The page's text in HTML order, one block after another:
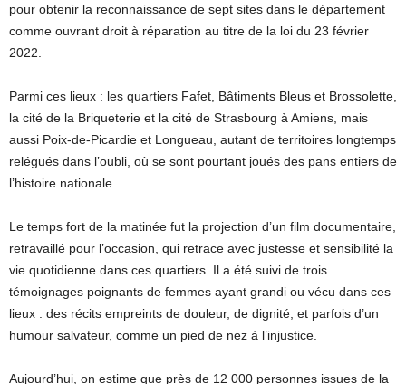
pour obtenir la reconnaissance de sept sites dans le département
comme ouvrant droit à réparation au titre de la loi du 23 février
2022.
Parmi ces lieux : les quartiers Fafet, Bâtiments Bleus et Brossolette,
la cité de la Briqueterie et la cité de Strasbourg à Amiens, mais
aussi Poix-de-Picardie et Longueau, autant de territoires longtemps
relégués dans l’oubli, où se sont pourtant joués des pans entiers de
l’histoire nationale.
Le temps fort de la matinée fut la projection d’un film documentaire,
retravaillé pour l’occasion, qui retrace avec justesse et sensibilité la
vie quotidienne dans ces quartiers. Il a été suivi de trois
témoignages poignants de femmes ayant grandi ou vécu dans ces
lieux : des récits empreints de douleur, de dignité, et parfois d’un
humour salvateur, comme un pied de nez à l’injustice.
Aujourd’hui, on estime que près de 12 000 personnes issues de la